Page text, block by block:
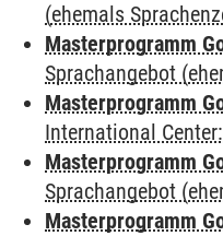
(ehemals
Masterprogramm
Sprachangebot
Masterprogramm
International
Masterprogramm
Sprachangebot
Masterprogramm